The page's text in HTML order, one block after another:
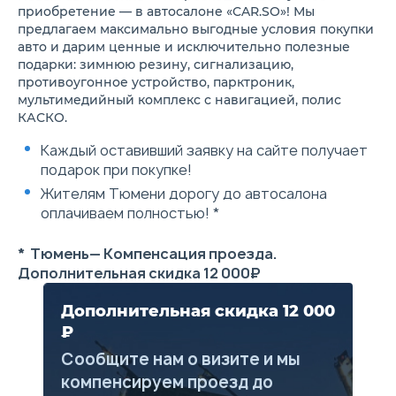
детьми
Автоматическое включение
фар при вождении в темноте
(датчик света)
Функция отстрочки
выключения фар (Follow me
home)
Уменьшенное запасное
Круиз-контроль и выбор
режима вождения
Электрический усилитель
рулевого управления
Электрический ручной
стояночный тормоз с
Бесключевой запуск
двигателя кнопкой и доступ
в автомобиль (ключ в
Дистанционное управление
открытием двери багажника
и открытие кнопкой из
салона
Система дистанционного
запуска двигателя и
Дополнительная скидка 12 000
₽
Сообщите нам о визите и мы
компенсируем проезд до
приобретение — в автосалоне «CAR.SO»! Мы
предлагаем максимально выгодные условия покупки
авто и дарим ценные и исключительно полезные
подарки: зимнюю резину, сигнализацию,
противоугонное устройство, парктроник,
мультимедийный комплекс с навигацией, полис
КАСКО.
Каждый оставивший заявку на сайте получает
подарок при покупке!
Жителям Тюмени дорогу до автосалона
оплачиваем полностью! *
* Тюмень— Компенсация проезда.
Дополнительная скидка 12 000₽